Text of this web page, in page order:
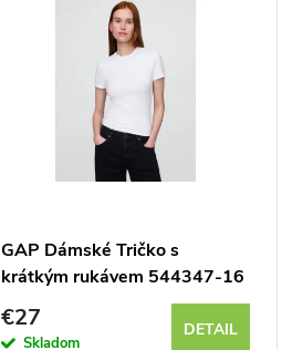
GAP Dámské Tričko s
krátkým rukávem 544347-16
€27
Skladom
DETAIL